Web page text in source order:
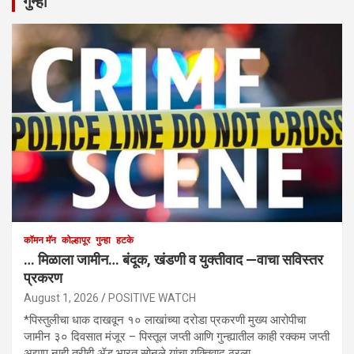
कॉमन मॅन कोल्हापूर गुन्हा हटके
… मिळाला जामीन… बंदूक, खंडणी व युक्तीवाद —वाचा सविस्तर
प्रकरण
August 1, 2026 POSITIVE WATCH
*पिस्तुलीचा धाक दाखवून १० लाखांच्या दरोडा प्रकरणी मुख्य आरोपीचा
जामीन ३० दिवसात मंजूर – पिस्तूल जप्ती आणि गुन्ह्यातील काही रक्कम जप्ती